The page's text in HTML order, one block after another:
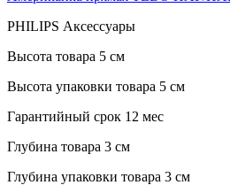
PHILIPS Аксессуары
Высота товара 5 см
Высота упаковки товара 5 см
Гарантийный срок 12 мес
Глубина товара 3 см
Глубина упаковки товара 3 см